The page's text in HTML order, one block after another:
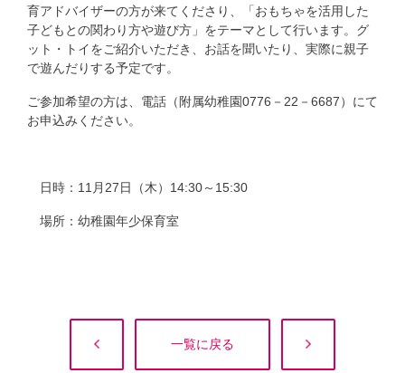
育アドバイザーの方が来てくださり、「おもちゃを活用した
子どもとの関わり方や遊び方」をテーマとして行います。グ
ット・トイをご紹介いただき、お話を聞いたり、実際に親子
で遊んだりする予定です。
ご参加希望の方は、電話（附属幼稚園0776－22－6687）にて
お申込みください。
日時：11月27日（木）14:30～15:30
場所：幼稚園年少保育室
一覧に戻る